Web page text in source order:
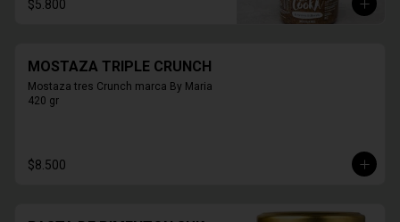
$5.800
MOSTAZA TRIPLE CRUNCH
Mostaza tres Crunch marca By Maria
420 gr
$8.500